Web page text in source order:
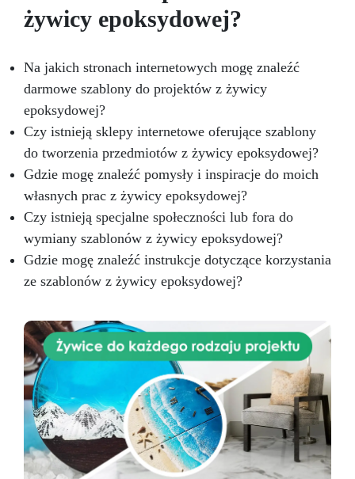
żywicy epoksydowej?
Na jakich stronach internetowych mogę znaleźć
darmowe szablony do projektów z żywicy
epoksydowej?
Czy istnieją sklepy internetowe oferujące szablony
do tworzenia przedmiotów z żywicy epoksydowej?
Gdzie mogę znaleźć pomysły i inspiracje do moich
własnych prac z żywicy epoksydowej?
Czy istnieją specjalne społeczności lub fora do
wymiany szablonów z żywicy epoksydowej?
Gdzie mogę znaleźć instrukcje dotyczące korzystania
ze szablonów z żywicy epoksydowej?